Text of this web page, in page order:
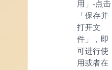
用」-点击
「保存并
打开文
件」，即
可进行使
用或者在